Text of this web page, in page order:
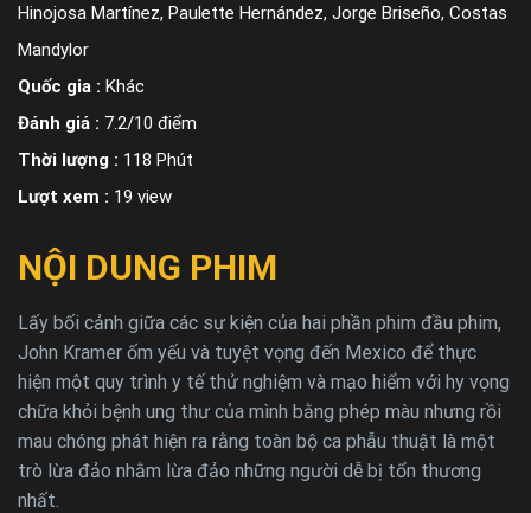
Hinojosa Martínez, Paulette Hernández, Jorge Briseño, Costas
Mandylor
Quốc gia : Khác
Đánh giá : 7.2/10 điểm
Thời lượng : 118 Phút
Lượt xem : 19 view
NỘI DUNG PHIM
Lấy bối cảnh giữa các sự kiện của hai phần phim đầu phim,
John Kramer ốm yếu và tuyệt vọng đến Mexico để thực
hiện một quy trình y tế thử nghiệm và mạo hiểm với hy vọng
chữa khỏi bệnh ung thư của mình bằng phép màu nhưng rồi
mau chóng phát hiện ra rằng toàn bộ ca phẫu thuật là một
trò lừa đảo nhằm lừa đảo những người dễ bị tổn thương
nhất.